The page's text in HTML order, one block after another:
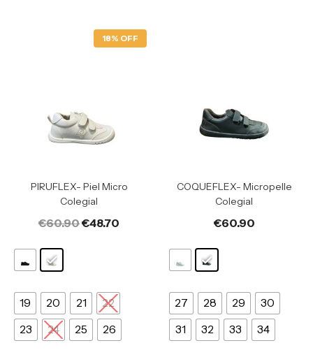
18% OFF
PIRUFLEX- Piel Micro
Colegial
€60.90€48.70
19 20 21
22
23
24 25 26
COQUEFLEX- Micropelle
Colegial
€60.90
27 28 29
30
31
32 33 34